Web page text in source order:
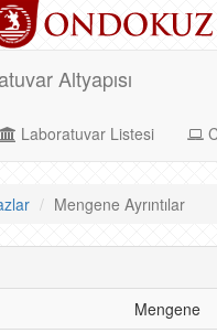
Altyapısı
Laboratuvar Listesi
Mengene Ayrıntılar
Mengene